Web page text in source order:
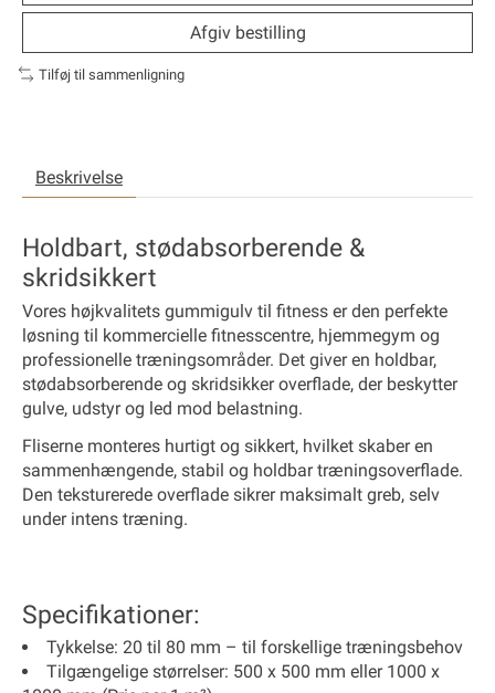
Afgiv bestilling
Tilføj til sammenligning
Beskrivelse
Holdbart, stødabsorberende &
skridsikkert
Vores højkvalitets gummigulv til fitness er den perfekte
løsning til kommercielle fitnesscentre, hjemmegym og
professionelle træningsområder. Det giver en holdbar,
stødabsorberende og skridsikker overflade, der beskytter
gulve, udstyr og led mod belastning.
Fliserne monteres hurtigt og sikkert, hvilket skaber en
sammenhængende, stabil og holdbar træningsoverflade.
Den teksturerede overflade sikrer maksimalt greb, selv
under intens træning.
Specifikationer:
Tykkelse: 20 til 80 mm – til forskellige træningsbehov
Tilgængelige størrelser: 500 x 500 mm eller 1000 x